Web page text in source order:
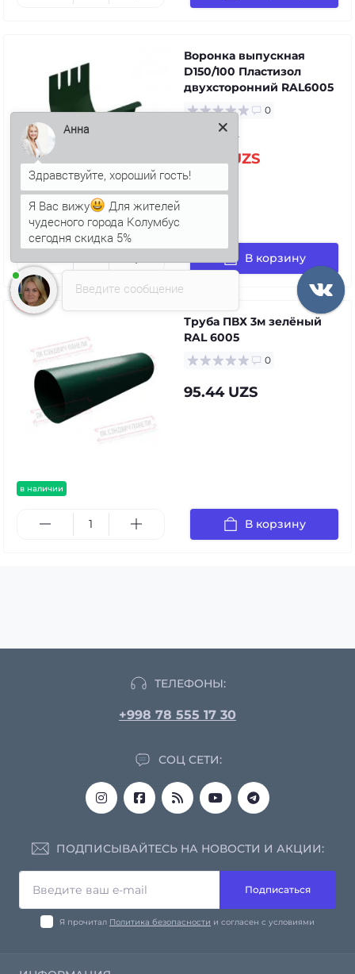
в наличии
Воронка выпускная
D150/100 Пластизол
двухсторонний RAL6005
0
92.70 UZS
114.70 UZS
В корзину
в наличии
Труба ПВХ 3м зелёный
RAL 6005
0
95.44 UZS
В корзину
ТЕЛЕФОНЫ:
+998 78 555 17 30
СОЦ СЕТИ:
ПОДПИСЫВАЙТЕСЬ НА НОВОСТИ И АКЦИИ:
Подписаться
Я прочитал Политика безопасности и согласен с условиями
Введите сообщение
Анна
Я Вас вижу
Для жителей
чудесного города Колумбус
сегодня скидка 5%